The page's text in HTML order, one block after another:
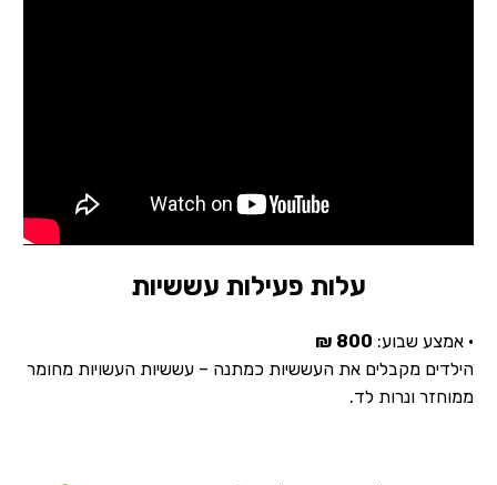
עלות פעילות עששיות
• אמצע שבוע: 800 ₪
הילדים מקבלים את העששיות כמתנה – עששיות העשויות מחומר
ממוחזר ונרות לד.